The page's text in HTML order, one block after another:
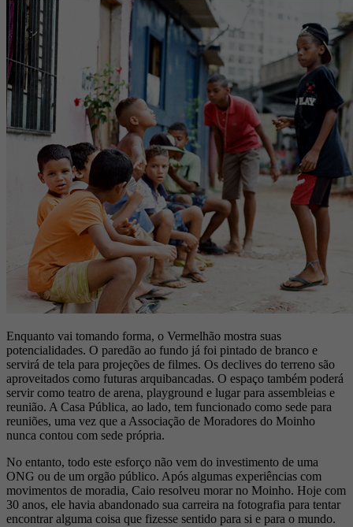
Enquanto vai tomando forma, o Vermelhão mostra suas
potencialidades. O paredão ao fundo já foi pintado de branco e
servirá de tela para projeções de filmes. Os declives do terreno são
aproveitados como futuras arquibancadas. O espaço também poderá
servir como teatro de arena, playground e lugar para assembleias e
reunião. A Casa Pública, ao lado, tem funcionado como sede para
reuniões, uma vez que a Associação de Moradores do Moinho
nunca contou com sede própria.
No entanto, todo este esforço não vem do investimento de uma
ONG ou de um orgão público. Após algumas experiências com
movimentos de moradia, Caio resolveu morar no Moinho. Hoje com
30 anos, ele havia abandonado sua carreira na fotografia para tentar
encontrar alguma coisa que fizesse sentido para si e para o mundo.